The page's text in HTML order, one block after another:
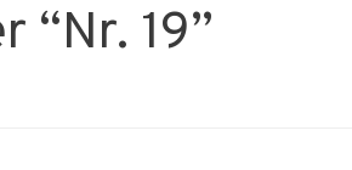
“Nr. 19”